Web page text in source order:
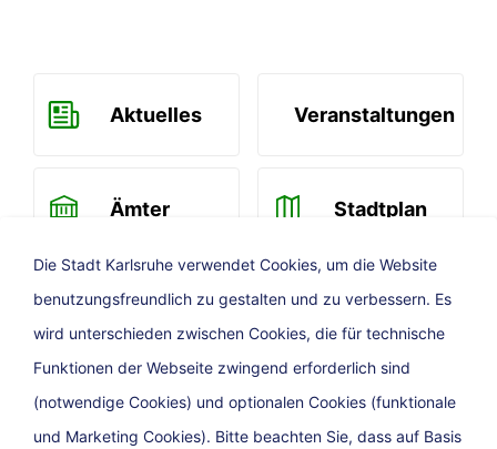
Aktuelles Veranstaltungen
Ämter Stadtplan
Newsletter
Die Stadt Karlsruhe verwendet Cookies, um die Website
benutzungsfreundlich zu gestalten und zu verbessern. Es
wird unterschieden zwischen Cookies, die für technische
Funktionen der Webseite zwingend erforderlich sind
(notwendige Cookies) und optionalen Cookies (funktionale
und Marketing Cookies). Bitte beachten Sie, dass auf Basis